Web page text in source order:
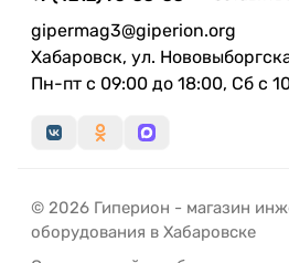
gipermag3@giperion.org
Хабаровск, ул.
Пн-пт с 09:00 до 18:00, Сб с
© 2026 Гиперион - магазин
оборудования в Хабаровске